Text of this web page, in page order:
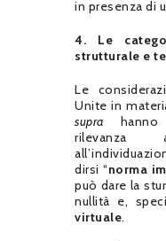
in presenza di
4. Le
strutturale e
Le
Unite in
supra hanno
dirsi “norma
può dare la
nullità e,
virtuale.